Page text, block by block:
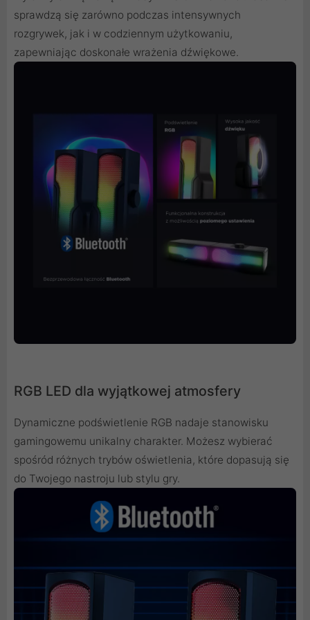
sprawdzą się zarówno podczas intensywnych
rozgrywek, jak i w codziennym użytkowaniu,
zapewniając doskonałe wrażenia dźwiękowe.
RGB LED dla wyjątkowej atmosfery
Dynamiczne podświetlenie RGB nadaje stanowisku
gamingowemu unikalny charakter. Możesz wybierać
spośród różnych trybów oświetlenia, które dopasują się
do Twojego nastroju lub stylu gry.